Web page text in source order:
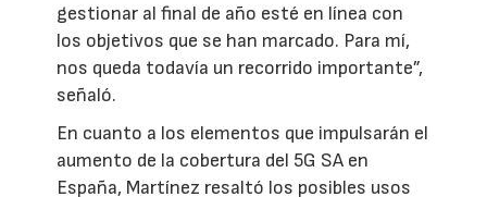
gestionar al final de año esté en línea con
los objetivos que se han marcado. Para mí,
nos queda todavía un recorrido importante”,
señaló.
En cuanto a los elementos que impulsarán el
aumento de la cobertura del 5G SA en
España, Martínez resaltó los posibles usos